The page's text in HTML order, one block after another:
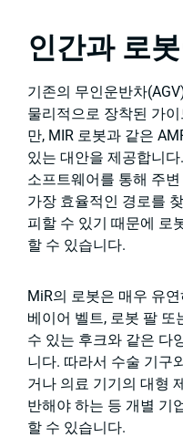
인간과 로
기존의 무인운반차
물리적으로 장착된 가
만, MIR 로봇과 같은
있는 대안을 제공합니
소프트웨어를 통해 주
가장 효율적인 경로를
피할 수 있기 때문에 로
할 수 있습니다.
MiR의 로봇은 매우 유
베이어 벨트, 로봇 팔
수 있는 후크와 같은 다
니다. 따라서 수술 기구
거나 의료 기기의 대형
반해야 하는 등 개별 기
할 수 있습니다.